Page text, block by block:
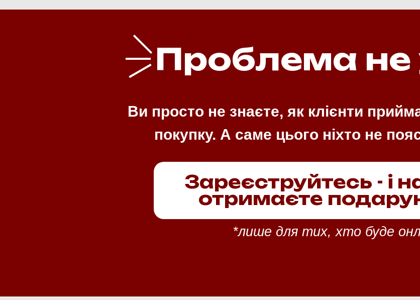
Ви просто не знаєте, як клієнти
покупку. А саме цього ніхто не
Зареєструйтесь - і
отримаєте
*лише для тих, хто буде
Проблема не